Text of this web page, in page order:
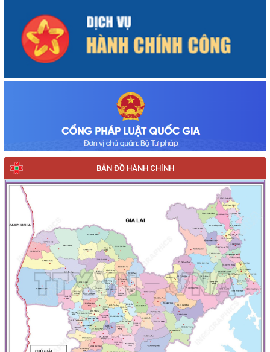
BẢN ĐỒ HÀNH CHÍNH